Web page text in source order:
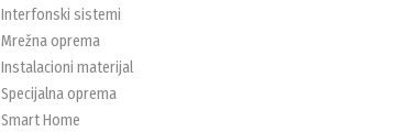
Interfonski sistemi
Mrežna oprema
Instalacioni materijal
Specijalna oprema
Smart Home